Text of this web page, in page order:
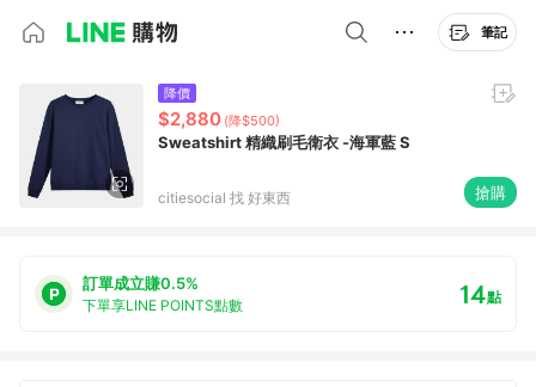
筆記
降價
$2,880 (降$500)
Sweatshirt 精織刷毛衛衣 -海軍藍 S
citiesocial 找 好東西 搶購
訂單成立賺0.5%
下單享LINE POINTS點數 14點